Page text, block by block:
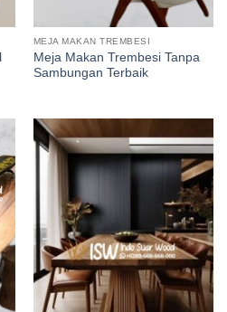
MEJA MAKAN TREMBESI
Meja Makan Trembesi Tanpa
Sambungan Terbaik